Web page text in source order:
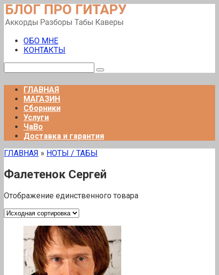
Перейти
к
контенту
ОБО МНЕ
КОНТАКТЫ
ГЛАВНАЯ
МАГАЗИН
Сборники
Услуги
ЧаВо
Доставка и гарантия
ГЛАВНАЯ » НОТЫ / ТАБЫ
Фалетенок Сергей
Отображение единственного товара